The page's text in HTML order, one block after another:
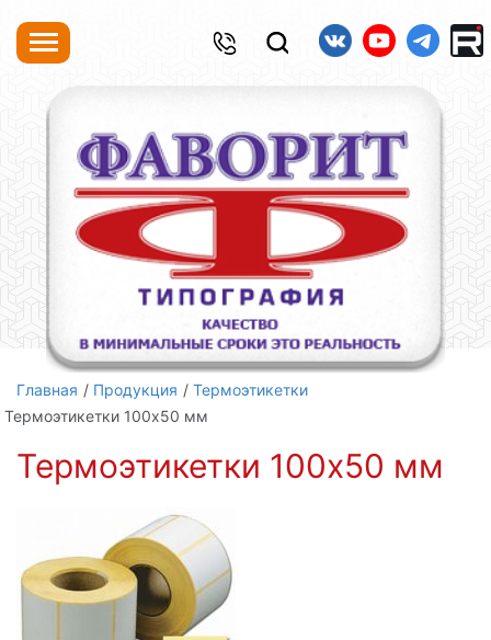
Главная Продукция
Термоэтикетки
Термоэтикетки 100х50 мм
Термоэтикетки 100х50 мм